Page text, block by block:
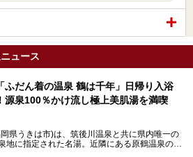
ュース
ふだん着の温泉 鶴は千年」日帰り入浴
源泉100％かけ流し極上美肌湯を満喫
県うきは市)は、筑後川温泉と共に県内唯一の
地に指定された名湯。近隣にある原鶴温泉の観